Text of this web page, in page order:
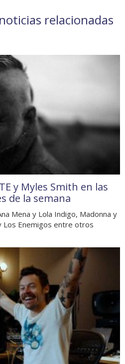
relacionadas
y Myles Smith en las
de la semana
Mena y Lola Indigo, Madonna y
Los Enemigos entre otros